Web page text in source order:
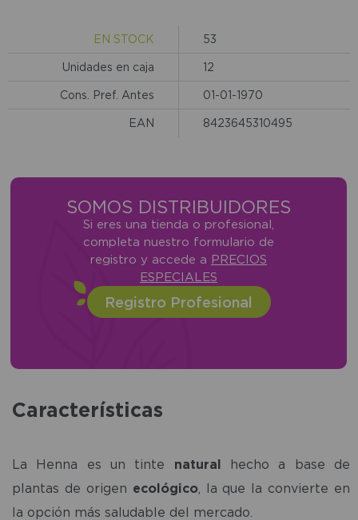
EN STOCK 53
Unidades en caja 12
Cons. Pref. Antes 01-01-1970
EAN 8423645310495
SOMOS DISTRIBUIDORES
Si eres una tienda o profesional,
completa nuestro formulario de
registro y accede a PRECIOS
ESPECIALES
Registro Profesional
Características
La Henna es un tinte natural hecho a base de
plantas de origen ecológico, la que la convierte en
la opción más saludable del mercado.